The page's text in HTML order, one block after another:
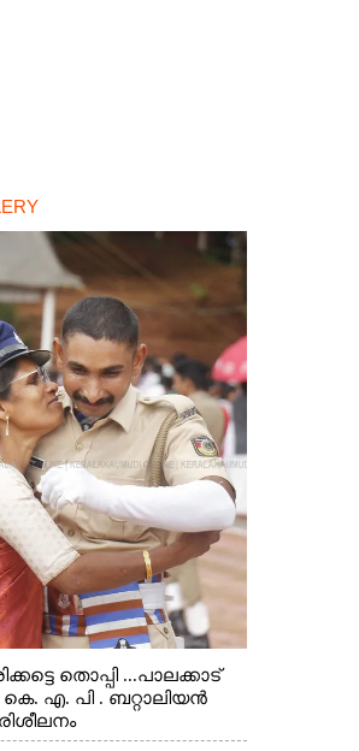
തൊപ്പി ...പാലക്കാട്
കെ. എ. പി . ബറ്റാലിയൻ